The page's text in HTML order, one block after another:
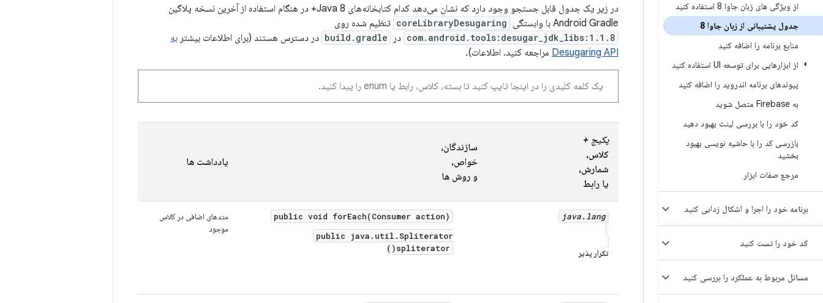
از ویژگی های زبان جاوا 8 استفاده کنید
جدول پشتیبانی از زبان جاوا 8
منابع برنامه را اضافه کنید
از ابزارهایی برای توسعه UI استفاده کنید
پیوندهای برنامه اندروید را اضافه کنید
به Firebase متصل شوید
کد خود را با بررسی لینت بهبود دهید
بازرسی کد را با حاشیه نویسی بهبود
بخشید
مرجع صفات ابزار
برنامه خود را اجرا و اشکال زدایی کنید
کد خود را تست کنید
مسائل مربوط به عملکرد را بررسی کنید
در زیر یک جدول قابل جستجو وجود دارد که نشان می‌دهد کدام کتابخانه‌های Java 8+ در هنگام استفاده از آخرین نسخه پلاگین
Android Gradle با وابستگی
coreLibraryDesugaring تنظیم شده روی
com.android.tools:desugar_jdk_libs:1.1.8 در build.gradle در دسترس هستند (برای اطلاعات بیشتر به
Desugaring API مراجعه کنید. اطلاعات).
پکیج +
کلاس،
شمارش،
یا رابط
سازندگان،
خواص،
و روش ها
یادداشت ها
java.lang
تکرار پذیر
public void forEach(Consumer action)
public java.util.Spliterator
spliterator()
متدهای اضافی در کلاس
موجود